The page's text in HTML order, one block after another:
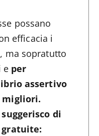
possano
efficacia i
ma sopratutto
e per
assertivo
migliori.
di
gratuite: